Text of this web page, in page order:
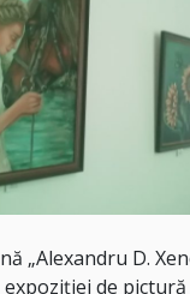
„Alexandru D.
de